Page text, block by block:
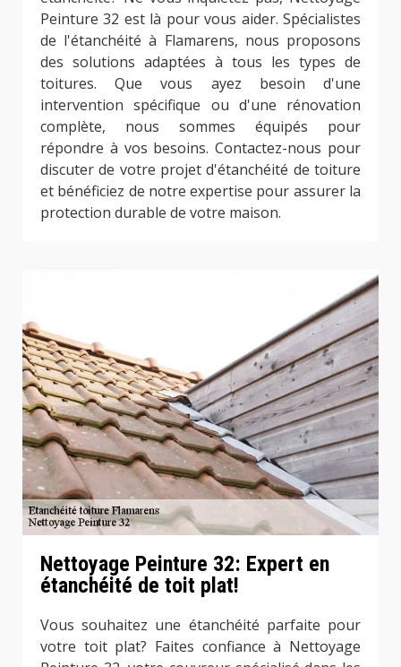
Peinture 32 est là pour vous aider. Spécialistes
de l'étanchéité à Flamarens, nous proposons
des solutions adaptées à tous les types de
toitures. Que vous ayez besoin d'une
intervention spécifique ou d'une rénovation
complète, nous sommes équipés pour
répondre à vos besoins. Contactez-nous pour
discuter de votre projet d'étanchéité de toiture
et bénéficiez de notre expertise pour assurer la
protection durable de votre maison.
Nettoyage Peinture 32: Expert en
étanchéité de toit plat!
Vous souhaitez une étanchéité parfaite pour
votre toit plat? Faites confiance à Nettoyage